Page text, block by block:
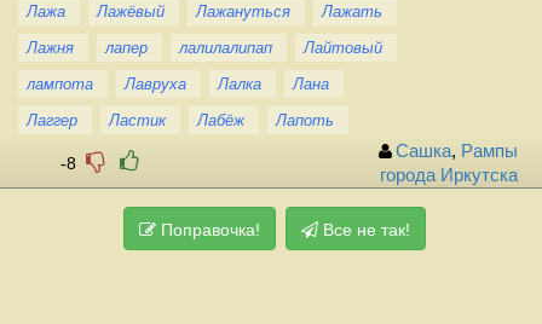
Лажа Лажёвый Лажануться
Лажать
Лажня
лапер лалилалипап
Лайтовый
лампота
Лавруха Лалка
Лана
Лаггер
Ластик Лабёж Лапоть
-8
Сашка, Рампы
города Иркутска
Поправочка! Все не так!